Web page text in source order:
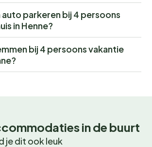
auto parkeren bij 4 persoons
in Henne?
bij 4 persoons vakantie
in de buurt
je dit ook leuk